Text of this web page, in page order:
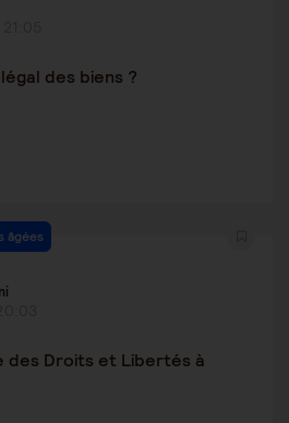
des biens ?
âgées
des Droits et Libertés à